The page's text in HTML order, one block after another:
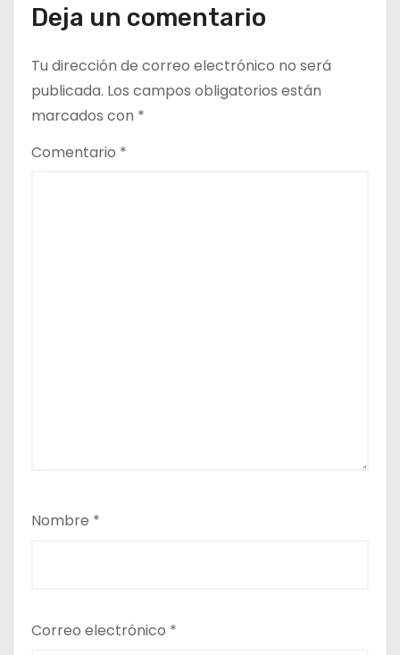
n
t
r
a
d
Deja un comentario
Tu dirección de correo electrónico no será
publicada. Los campos obligatorios están
marcados con *
Comentario *
Nombre *
Correo electrónico *